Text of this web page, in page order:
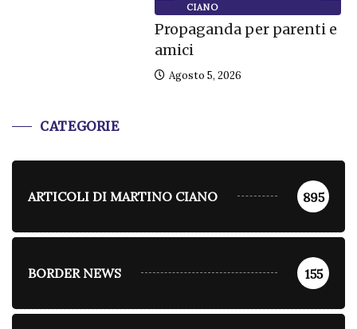
CIANO
Propaganda per parenti e
amici
Agosto 5, 2026
CATEGORIE
ARTICOLI DI MARTINO CIANO 895
BORDER NEWS 155